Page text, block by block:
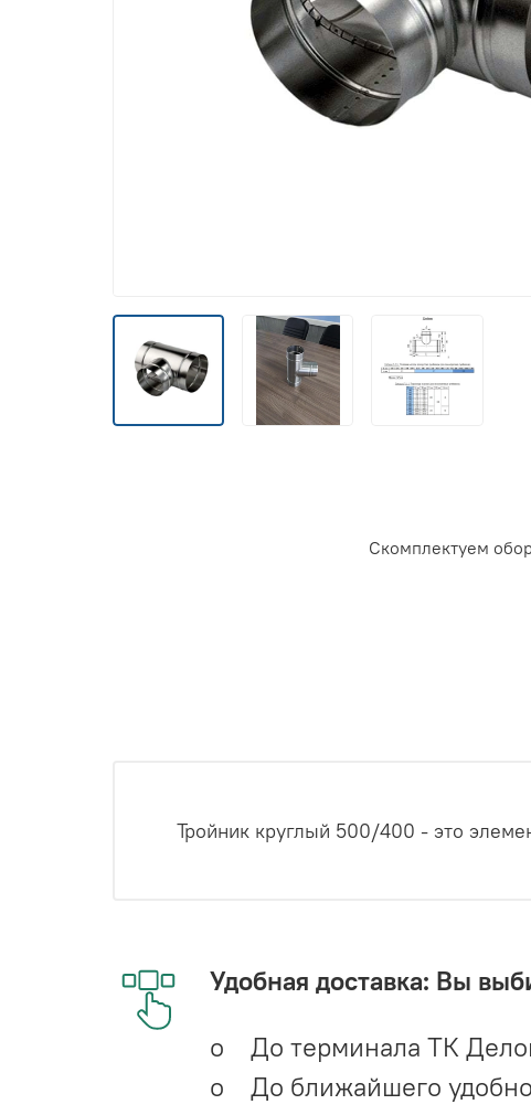
Скомплектуем
Тройник круглый 500/400 - это
Удобная доставка: Вы
o До терминала ТК
o До ближайшего